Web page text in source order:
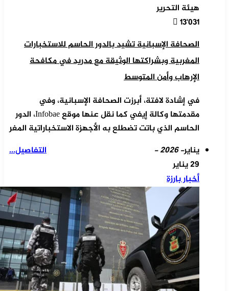
هيئة التحرير
13٬031
الصحافة الإسبانية تشيد بالدور الحاسم للاستخبارات
المغربية وبشراكتها الوثيقة مع مدريد في مكافحة
الإرهاب وأمن المتوسط
في إشادة لافتة، أبرزت الصحافة الإسبانية، وفي
مقدمتها وكالة إيفي كما نقل عنها موقع Infobae، الدور
الحاسم الذي باتت تضطلع به الأجهزة الاستخباراتية المغر
التفاصيل...
يناير- 2026 -
29 يناير
أخبار بارزة